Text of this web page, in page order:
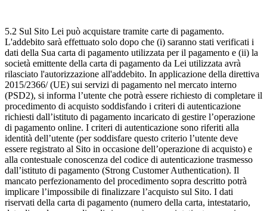
5.2 Sul Sito Lei può acquistare tramite carte di pagamento.
L'addebito sarà effettuato solo dopo che (i) saranno stati verificati i
dati della Sua carta di pagamento utilizzata per il pagamento e (ii) la
società emittente della carta di pagamento da Lei utilizzata avrà
rilasciato l'autorizzazione all'addebito. In applicazione della direttiva
2015/2366/ (UE) sui servizi di pagamento nel mercato interno
(PSD2), si informa l’utente che potrà essere richiesto di completare il
procedimento di acquisto soddisfando i criteri di autenticazione
richiesti dall’istituto di pagamento incaricato di gestire l’operazione
di pagamento online. I criteri di autenticazione sono riferiti alla
identità dell’utente (per soddisfare questo criterio l’utente deve
essere registrato al Sito in occasione dell’operazione di acquisto) e
alla contestuale conoscenza del codice di autenticazione trasmesso
dall’istituto di pagamento (Strong Customer Authentication). Il
mancato perfezionamento del procedimento sopra descritto potrà
implicare l’impossibile di finalizzare l’acquisto sul Sito. I dati
riservati della carta di pagamento (numero della carta, intestatario,